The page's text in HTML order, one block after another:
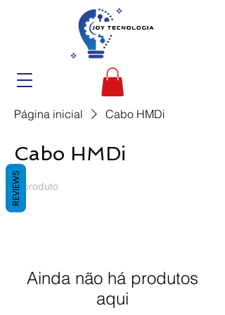
Página inicial Cabo HMDi
Cabo HMDi
0 produto
Ainda não há produtos
aqui
REVIEWS